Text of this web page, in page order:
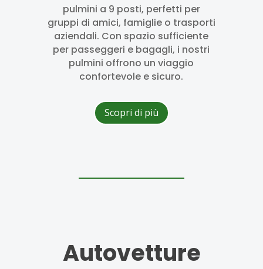
pulmini a 9 posti, perfetti per
gruppi di amici, famiglie o trasporti
aziendali. Con spazio sufficiente
per passeggeri e bagagli, i nostri
pulmini offrono un viaggio
confortevole e sicuro.
Scopri di più
Autovetture